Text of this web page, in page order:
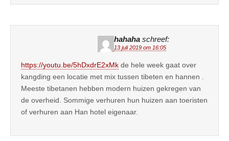
hahaha schreef:
13 juli 2019 om 16:05
https://youtu.be/5hDxdrE2xMk de hele week gaat over
kangding een locatie met mix tussen tibeten en hannen .
Meeste tibetanen hebben modern huizen gekregen van
de overheid. Sommige verhuren hun huizen aan toeristen
of verhuren aan Han hotel eigenaar.